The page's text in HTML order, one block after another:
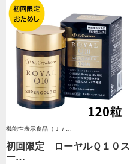
機能性表示食品（Ｊ７…
初回限定 ローヤルＱ１０ス
ー…